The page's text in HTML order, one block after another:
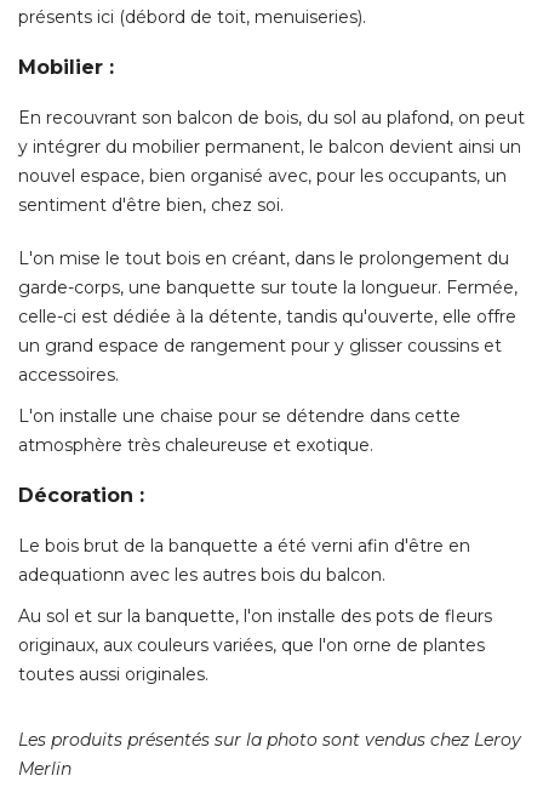
présents ici (débord de toit, menuiseries).
Mobilier :
En recouvrant son balcon de bois, du sol au plafond, on peut
y intégrer du mobilier permanent, le balcon devient ainsi un
nouvel espace, bien organisé avec, pour les occupants, un
sentiment d'être bien, chez soi.
L'on mise le tout bois en créant, dans le prolongement du
garde-corps, une banquette sur toute la longueur. Fermée,
celle-ci est dédiée à la détente, tandis qu'ouverte, elle offre
un grand espace de rangement pour y glisser coussins et
accessoires.
L'on installe une chaise pour se détendre dans cette
atmosphère très chaleureuse et exotique.
Décoration :
Le bois brut de la banquette a été verni afin d'être en
adequationn avec les autres bois du balcon.
Au sol et sur la banquette, l'on installe des pots de fleurs
originaux, aux couleurs variées, que l'on orne de plantes
toutes aussi originales.
Les produits présentés sur la photo sont vendus chez Leroy
Merlin